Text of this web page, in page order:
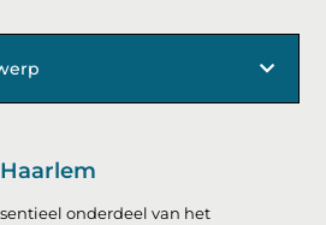
onderdeel van het